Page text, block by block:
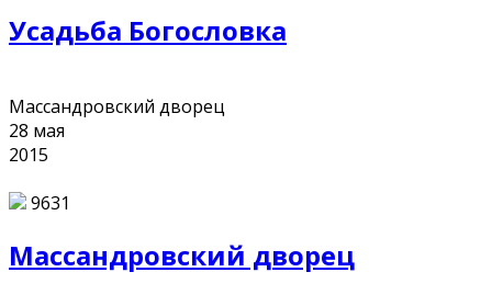
Усадьба Богословка
Массандровский дворец
28 мая
2015
9631
Массандровский дворец